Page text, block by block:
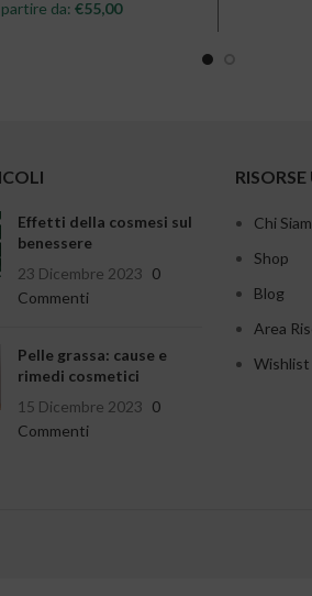
partire da:€55,00
Effetti della cosmesi sul
benessere
23 Dicembre 2023 0
Commenti
Pelle grassa: cause e
rimedi cosmetici
15 Dicembre 2023 0
Commenti
Chi
Shop
Blog
Area
Wishlist